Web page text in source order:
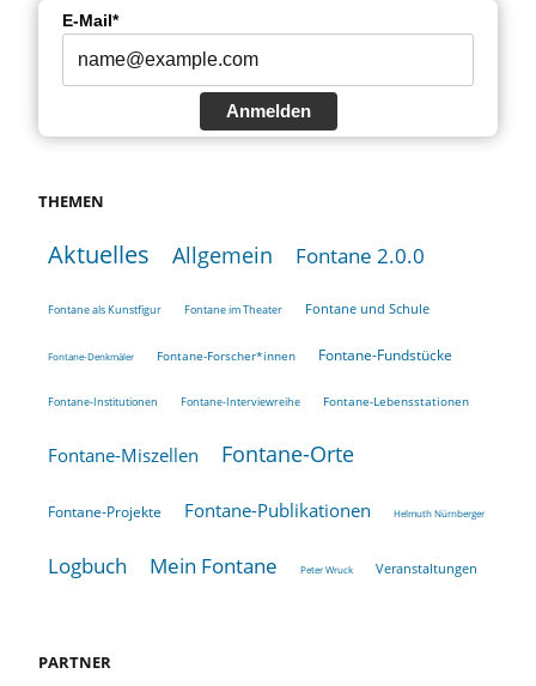
E-Mail*
Anmelden
THEMEN
Aktuelles Allgemein Fontane 2.0.0
Fontane als Kunstfigur Fontane im Theater Fontane und Schule
Fontane-Denkmäler Fontane-Forscher*innen Fontane-Fundstücke
Fontane-Institutionen Fontane-Interviewreihe Fontane-Lebensstationen
Fontane-Miszellen Fontane-Orte
Fontane-Projekte Fontane-Publikationen Helmuth Nürnberger
Logbuch Mein Fontane Peter Wruck Veranstaltungen
PARTNER